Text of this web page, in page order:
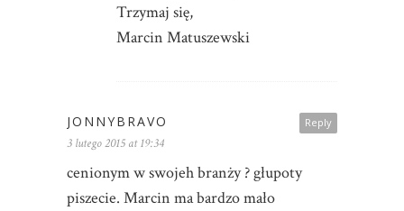
Trzymaj się,
Marcin Matuszewski
Reply
JONNYBRAVO
3 lutego 2015 at 19:34
cenionym w swojeh branży ? głupoty
piszecie. Marcin ma bardzo mało